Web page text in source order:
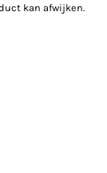
kan afwijken.